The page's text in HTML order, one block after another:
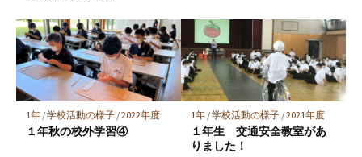
1年/学校活動の様子/2022年度
１年秋の校外学習④
1年/学校活動の様子/2021年度
１年生 交通安全教室があ
りました！